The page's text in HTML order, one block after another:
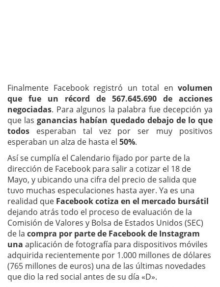
Finalmente Facebook registró un total en volumen
que fue un récord de 567.645.690 de acciones
negociadas. Para algunos la palabra fue decepción ya
que lasganancias habían quedado debajo de lo que
todos esperaban tal vez por ser muy positivos
esperaban un alza de hasta el 50%.
Así se cumplía el Calendario fijado por parte de la
dirección de Facebook para salir a cotizar el 18 de
Mayo, y ubicando una cifra del precio de salida que
tuvo muchas especulaciones hasta ayer. Ya es una
realidad que Facebook cotiza en el mercado bursátil
dejando atrás todo el proceso de evaluación de la
Comisión de Valores y Bolsa de Estados Unidos (SEC)
de la compra por parte de Facebook de Instagram
una aplicación de fotografía para dispositivos móviles
adquirida recientemente por 1.000 millones de dólares
(765 millones de euros) una de las últimas novedades
que dio la red social antes de su día «D».